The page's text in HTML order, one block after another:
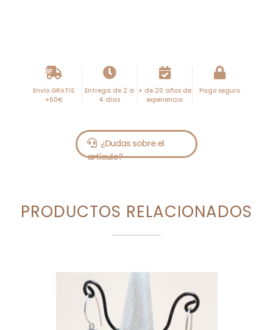
Envío GRATIS
+60€
Entrega de 2 a
4 días
+ de 20 años de
experiencia
Pago seguro
PRODUCTOS RELACIONADOS